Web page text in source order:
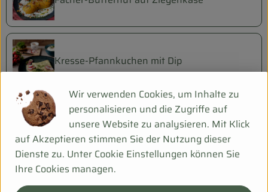
Kresse-Pfannkuchen mit Dip
Pfannkuchen mit Apfelstücken
Pilzrisotto
Wir verwenden Cookies, um Inhalte zu
personalisieren und die Zugriffe auf
unsere Website zu analysieren. Mit Klick
auf Akzeptieren stimmen Sie der Nutzung dieser
Dienste zu. Unter Cookie Einstellungen können Sie
Ihre Cookies managen.